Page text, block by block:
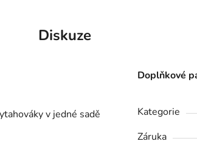
Diskuze
v jedné sadě
Doplňkové
Kategorie
Záruka